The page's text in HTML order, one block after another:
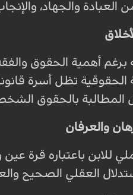
العبادة والجهاد،
برغم أهمية الحقوق
الحقوقية تظل أسرة
المطالبة بالحقوق
والعرفان
للابن باعتباره قرة
العقلي الصحيح